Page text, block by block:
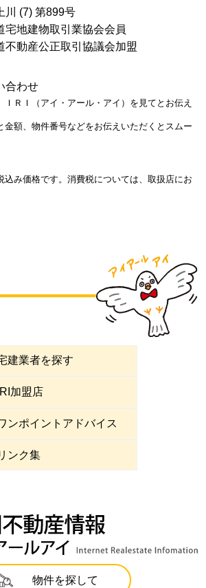
川 (7) 第899号
宅地建物取引業協会会員
不動産公正取引協議会加盟
合わせ
ＩＲＩ（アイ・アール・アイ）を見てとお伝え
金額、物件番号などをお伝えいただくとスムー
込み価格です。消費税については、取扱店にお
建業者を探す
IRI加盟店
ンポイントアドバイス
ンク集
物件を探して